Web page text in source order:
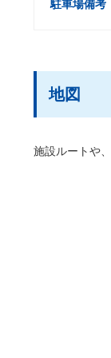
駐車場備考
地図
施設ルートや